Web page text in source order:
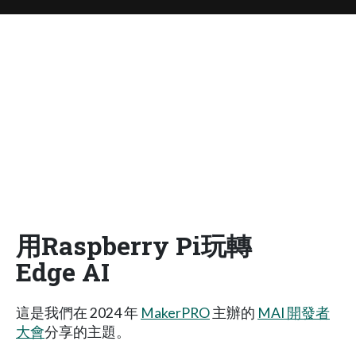
用Raspberry Pi玩轉
Edge AI
這是我們在 2024 年 MakerPRO主辦的 MAI 開發者
大會分享的主題。